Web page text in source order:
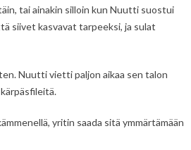
tai ainakin silloin kun Nuutti suostui
siivet kasvavat tarpeeksi, ja sulat
Nuutti vietti paljon aikaa sen talon
yritin saada sitä ymmärtämään